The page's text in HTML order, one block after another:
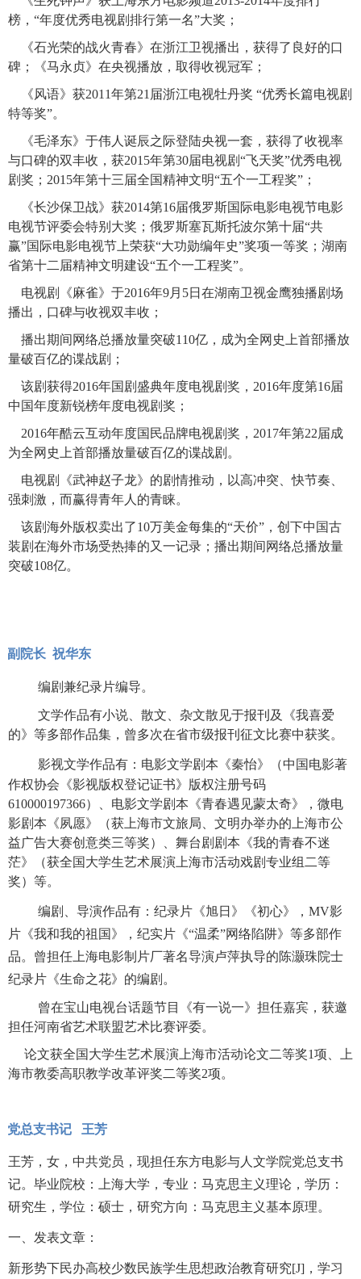
榜，“年度优秀电视剧排行第一名”大奖；
《石光荣的战火青春》在浙江卫视播出，获得了良好的口
碑；《马永贞》在央视播放，取得收视冠军；
《风语》获2011年第21届浙江电视牡丹奖 “优秀长篇电视剧
特等奖”。
《毛泽东》于伟人诞辰之际登陆央视一套，获得了收视率
与口碑的双丰收，获2015年第30届电视剧“飞天奖”优秀电视
剧奖；2015年第十三届全国精神文明“五个一工程奖”；
《长沙保卫战》获2014第16届俄罗斯国际电影电视节电影
电视节评委会特别大奖；俄罗斯塞瓦斯托波尔第十届“共
赢”国际电影电视节上荣获“大功勋编年史”奖项一等奖；湖南
省第十二届精神文明建设“五个一工程奖”。
电视剧《麻雀》于2016年9月5日在湖南卫视金鹰独播剧场
播出，口碑与收视双丰收；
播出期间网络总播放量突破110亿，成为全网史上首部播放
量破百亿的谍战剧；
该剧获得2016年国剧盛典年度电视剧奖，2016年度第16届
中国年度新锐榜年度电视剧奖；
2016年酷云互动年度国民品牌电视剧奖，2017年第22届成
为全网史上首部播放量破百亿的谍战剧。
电视剧《武神赵子龙》的剧情推动，以高冲突、快节奏、
强刺激，而赢得青年人的青睐。
该剧海外版权卖出了10万美金每集的“天价”，创下中国古
装剧在海外市场受热捧的又一记录；播出期间网络总播放量
突破108亿。
副院长 祝华东
编剧兼纪录片编导。
文学作品有小说、散文、杂文散见于报刊及《我喜爱
的》等多部作品集，曾多次在省市级报刊征文比赛中获奖。
影视文学作品有：电影文学剧本《秦怡》（中国电影著
作权协会《影视版权登记证书》版权注册号码
610000197366）、电影文学剧本 《青春遇见蒙太奇》，微电
影剧本《夙愿》（获上海市文旅局、文明办举办的上海市公
益广告大赛创意类三等奖）、舞台剧剧本《我的青春不迷
茫》（获全国大学生艺术展演上海市活动戏剧专业组二等
奖）等。
编剧、导演作品有：纪录片《旭日》《初心》，MV影
片《我和我的祖国》，纪实片《“温柔”网络陷阱》等多部作
品。曾担任上海电影制片厂著名导演卢萍执导的陈灏珠院士
纪录片《生命之花》的编剧。
曾在宝山电视台话题节目《有一说一》担任嘉宾，获邀
担任河南省艺术联盟艺术比赛评委。
论文获全国大学生艺术展演上海市活动论文二等奖1项、上
海市教委高职教学改革评奖二等奖2项。
党总支书记 王芳
王芳，女，中共党员，现担任东方电影与人文学院党总支书
记。毕业院校：上海大学，专业：马克思主义理论，学历：
研究生，学位：硕士，研究方向：马克思主义基本原理。
一、发表文章：
新形势下民办高校少数民族学生思想政治教育研究[J]，学习